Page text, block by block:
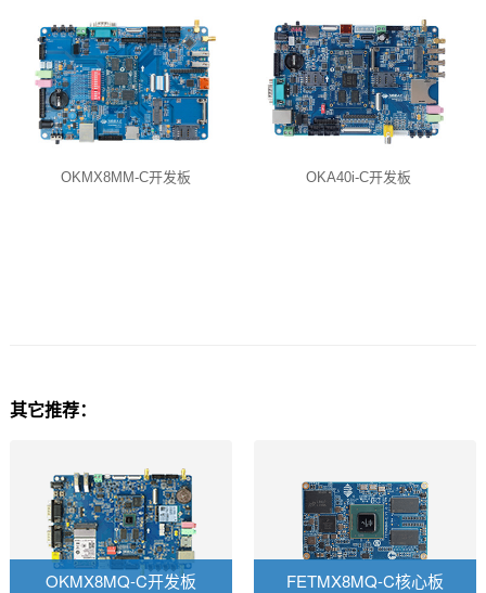
OKMX8MM-C开发板 OKA40i-C开发板
其它推荐：
OKMX8MQ-C开发板 FETMX8MQ-C核心板